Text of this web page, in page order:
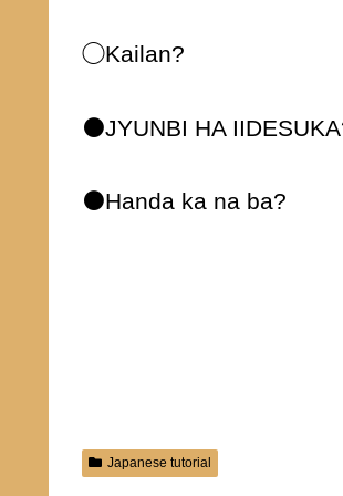
◯Kailan?
⚫️JYUNBI HA
⚫️Handa ka na ba?
Japanese tutorial